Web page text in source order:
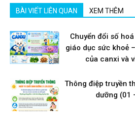
BÀI VIẾT LIÊN QUAN XEM THÊM
Chuyển đổi số
giáo dục sức khoẻ
của canxi và
Thông điệp truyền
dưỡng (01